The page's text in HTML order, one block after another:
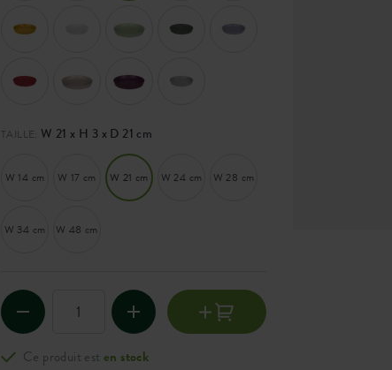
TAILLE: W 21 x H 3 x D 21 cm
W 14 cm W 17 cm W 21 cm W 24 cm W 28 cm
W 34 cm W 48 cm
Ce produit est en stock